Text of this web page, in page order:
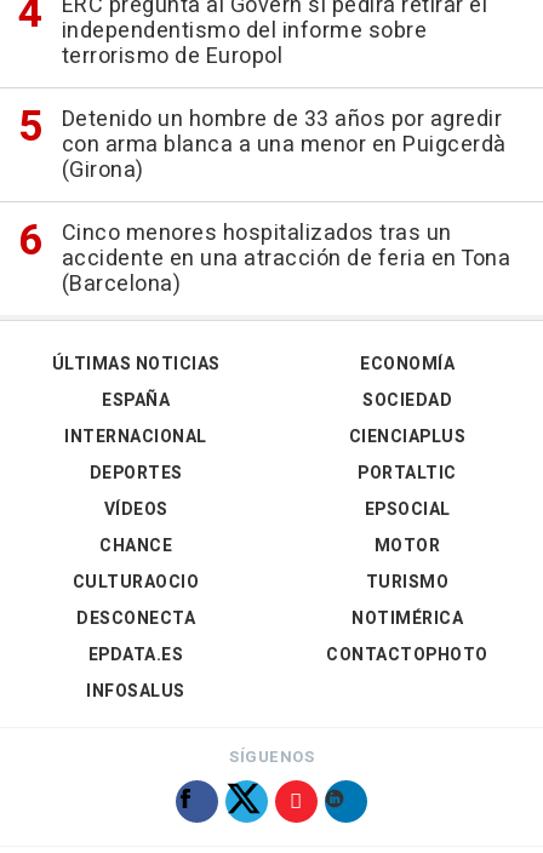
independentismo del informe sobre
terrorismo de Europol
Detenido un hombre de 33 años por agredir
con arma blanca a una menor en Puigcerdà
(Girona)
Cinco menores hospitalizados tras un
accidente en una atracción de feria en Tona
(Barcelona)
ÚLTIMAS NOTICIAS
ESPAÑA
INTERNACIONAL
DEPORTES
VÍDEOS
ECONOMÍA
SOCIEDAD
CIENCIAPLUS
PORTALTIC
EPSOCIAL
CHANCE
CULTURAOCIO
DESCONECTA
EPDATA.ES
INFOSALUS
MOTOR
TURISMO
NOTIMÉRICA
CONTACTOPHOTO
SÍGUENOS